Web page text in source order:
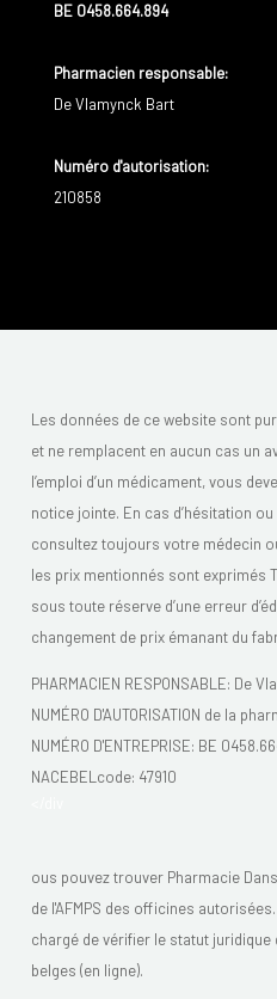
BE 0458.664.894
Pharmacien responsable:
De Vlamynck Bart
Numéro d'autorisation:
210858
Les données de ce website sont
et ne remplacent en aucun cas un
l’emploi d’un médicament, vous
notice jointe. En cas d’hésitation
consultez toujours votre médecin
les prix mentionnés sont exprimés
sous toute réserve d’une erreur
changement de prix émanant du
PHARMACIEN RESPONSABLE: De
NUMÉRO D'AUTORISATION de la
NUMÉRO D'ENTREPRISE: BE
NACEBELcode: 47910
ous pouvez trouver Pharmacie
de l'AFMPS des officines autorisées.
chargé de vérifier le statut juridique
belges (en ligne).